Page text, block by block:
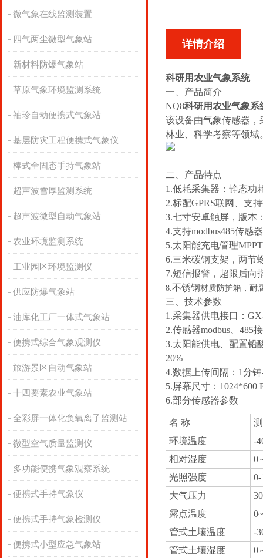
微气象在线监测装置
四气两尘微型气象站
新材料防爆气象站
草原气象环境监测系统
袖珍自动便携式气象站
基层防灾工程便携式气象仪
棒式全固态手持气象站
超声波雪厚监测系统
超声波微型自动气象站
农业环境监测系统
工业园区环境监测仪
供应防爆气象站
油库化工厂一体式气象站
便携式综合气象观测仪
旅游景区自动气象站
十四要素农业气象站
全彩屏一体化负氧离子监测站
微型空气质量监测仪
多功能便携气象观察系统
便携式手持气象仪
便携式手持气象检测仪
便携式小型应急气象站
详情介绍
科研用农业气象系统
一、产品简介
NQ8科研用农业气象系
该设备由气象传感器
林业、科学考察等领域
二、产品特点
1.低耗采集器：静态功
2.标配GPRS联网、支
3.七寸安卓触屏，版本
4.支持modbus485传感
5.太阳能充电管理
6.三米碳钢支架，两节
7.短信报警，超限后向
8.不锈钢材质防护箱，耐
三、技术参数
1.采集器供电接口：
2.传感器modbus、485
3.太阳能供电、配置铅
20%
4.数据上传间隔：1分
5.屏幕尺寸：1024*600
6.部分传感器参数
名 称
环境温度
-
相对湿度
0
光照强度
大气压力
露点温度
管式土壤温度
-
管式土壤湿度
0